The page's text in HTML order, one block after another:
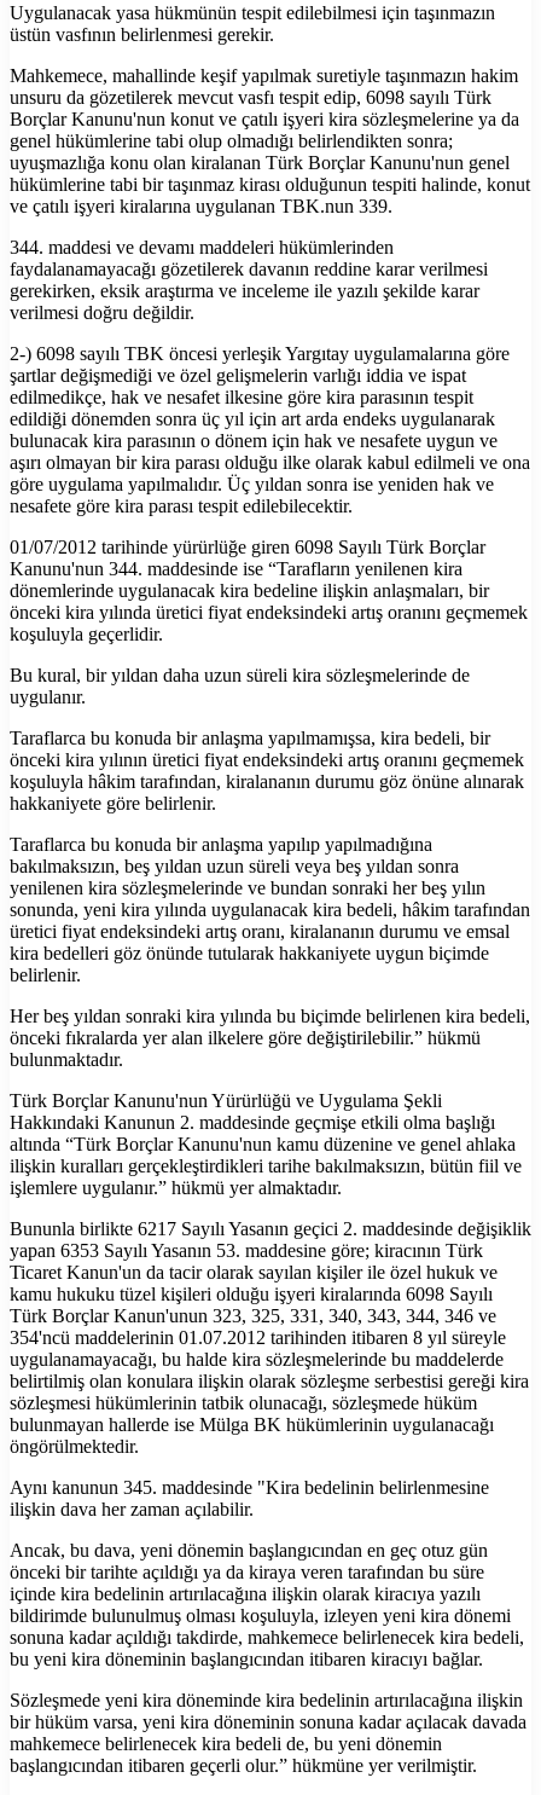
Uygulanacak yasa hükmünün tespit edilebilmesi için taşınmazın
üstün vasfının belirlenmesi gerekir.
Mahkemece, mahallinde keşif yapılmak suretiyle taşınmazın hakim
unsuru da gözetilerek mevcut vasfı tespit edip, 6098 sayılı Türk
Borçlar Kanunu'nun konut ve çatılı işyeri kira sözleşmelerine ya da
genel hükümlerine tabi olup olmadığı belirlendikten sonra;
uyuşmazlığa konu olan kiralanan Türk Borçlar Kanunu'nun genel
hükümlerine tabi bir taşınmaz kirası olduğunun tespiti halinde, konut
ve çatılı işyeri kiralarına uygulanan TBK.nun 339.
344. maddesi ve devamı maddeleri hükümlerinden
faydalanamayacağı gözetilerek davanın reddine karar verilmesi
gerekirken, eksik araştırma ve inceleme ile yazılı şekilde karar
verilmesi doğru değildir.
2-) 6098 sayılı TBK öncesi yerleşik Yargıtay uygulamalarına göre
şartlar değişmediği ve özel gelişmelerin varlığı iddia ve ispat
edilmedikçe, hak ve nesafet ilkesine göre kira parasının tespit
edildiği dönemden sonra üç yıl için art arda endeks uygulanarak
bulunacak kira parasının o dönem için hak ve nesafete uygun ve
aşırı olmayan bir kira parası olduğu ilke olarak kabul edilmeli ve ona
göre uygulama yapılmalıdır. Üç yıldan sonra ise yeniden hak ve
nesafete göre kira parası tespit edilebilecektir.
01/07/2012 tarihinde yürürlüğe giren 6098 Sayılı Türk Borçlar
Kanunu'nun 344. maddesinde ise “Tarafların yenilenen kira
dönemlerinde uygulanacak kira bedeline ilişkin anlaşmaları, bir
önceki kira yılında üretici fiyat endeksindeki artış oranını geçmemek
koşuluyla geçerlidir.
Bu kural, bir yıldan daha uzun süreli kira sözleşmelerinde de
uygulanır.
Taraflarca bu konuda bir anlaşma yapılmamışsa, kira bedeli, bir
önceki kira yılının üretici fiyat endeksindeki artış oranını geçmemek
koşuluyla hâkim tarafından, kiralananın durumu göz önüne alınarak
hakkaniyete göre belirlenir.
Taraflarca bu konuda bir anlaşma yapılıp yapılmadığına
bakılmaksızın, beş yıldan uzun süreli veya beş yıldan sonra
yenilenen kira sözleşmelerinde ve bundan sonraki her beş yılın
sonunda, yeni kira yılında uygulanacak kira bedeli, hâkim tarafından
üretici fiyat endeksindeki artış oranı, kiralananın durumu ve emsal
kira bedelleri göz önünde tutularak hakkaniyete uygun biçimde
belirlenir.
Her beş yıldan sonraki kira yılında bu biçimde belirlenen kira bedeli,
önceki fıkralarda yer alan ilkelere göre değiştirilebilir.” hükmü
bulunmaktadır.
Türk Borçlar Kanunu'nun Yürürlüğü ve Uygulama Şekli
Hakkındaki Kanunun 2. maddesinde geçmişe etkili olma başlığı
altında “Türk Borçlar Kanunu'nun kamu düzenine ve genel ahlaka
ilişkin kuralları gerçekleştirdikleri tarihe bakılmaksızın, bütün fiil ve
işlemlere uygulanır.” hükmü yer almaktadır.
Bununla birlikte 6217 Sayılı Yasanın geçici 2. maddesinde değişiklik
yapan 6353 Sayılı Yasanın 53. maddesine göre; kiracının Türk
Ticaret Kanun'un da tacir olarak sayılan kişiler ile özel hukuk ve
kamu hukuku tüzel kişileri olduğu işyeri kiralarında 6098 Sayılı
Türk Borçlar Kanun'unun 323, 325, 331, 340, 343, 344, 346 ve
354'ncü maddelerinin 01.07.2012 tarihinden itibaren 8 yıl süreyle
uygulanamayacağı, bu halde kira sözleşmelerinde bu maddelerde
belirtilmiş olan konulara ilişkin olarak sözleşme serbestisi gereği kira
sözleşmesi hükümlerinin tatbik olunacağı, sözleşmede hüküm
bulunmayan hallerde ise Mülga BK hükümlerinin uygulanacağı
öngörülmektedir.
Aynı kanunun 345. maddesinde "Kira bedelinin belirlenmesine
ilişkin dava her zaman açılabilir.
Ancak, bu dava, yeni dönemin başlangıcından en geç otuz gün
önceki bir tarihte açıldığı ya da kiraya veren tarafından bu süre
içinde kira bedelinin artırılacağına ilişkin olarak kiracıya yazılı
bildirimde bulunulmuş olması koşuluyla, izleyen yeni kira dönemi
sonuna kadar açıldığı takdirde, mahkemece belirlenecek kira bedeli,
bu yeni kira döneminin başlangıcından itibaren kiracıyı bağlar.
Sözleşmede yeni kira döneminde kira bedelinin artırılacağına ilişkin
bir hüküm varsa, yeni kira döneminin sonuna kadar açılacak davada
mahkemece belirlenecek kira bedeli de, bu yeni dönemin
başlangıcından itibaren geçerli olur.” hükmüne yer verilmiştir.